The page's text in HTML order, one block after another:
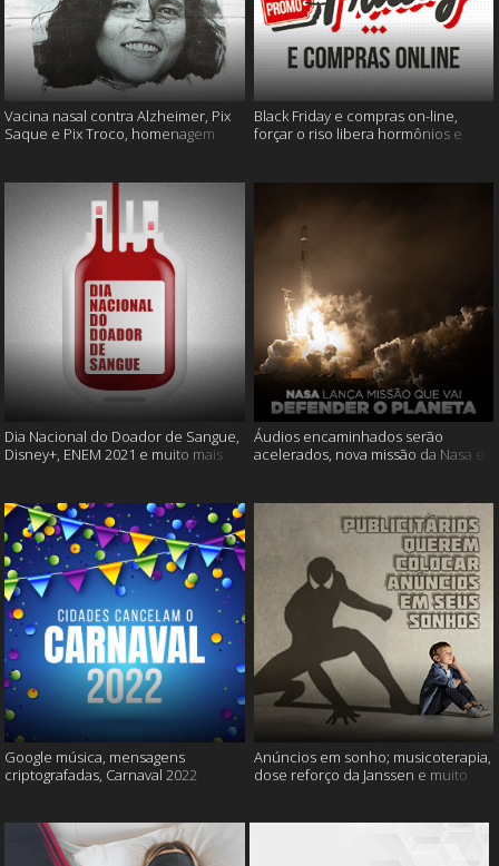
Vacina nasal contra Alzheimer, Pix
Saque e Pix Troco, homenagem
Black Friday e compras on-line,
forçar o riso libera hormônios e
Dia Nacional do Doador de Sangue,
Disney+, ENEM 2021 e muito mais
Áudios encaminhados serão
acelerados, nova missão da Nasa e
Google música, mensagens
criptografadas, Carnaval 2022
Anúncios em sonho; musicoterapia,
dose reforço da Janssen e muito